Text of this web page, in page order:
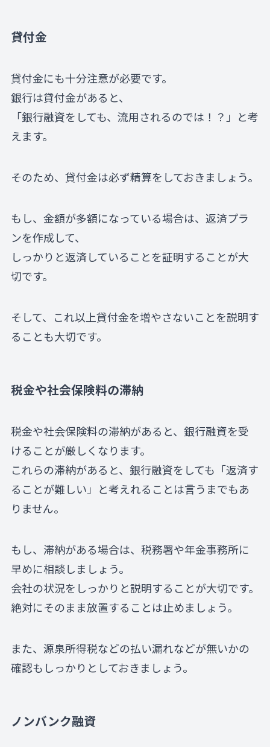
貸付金
貸付金にも十分注意が必要です。
銀行は貸付金があると、
「銀行融資をしても、流用されるのでは！？」と考
えます。
そのため、貸付金は必ず精算をしておきましょう。
もし、金額が多額になっている場合は、返済プラ
ンを作成して、
しっかりと返済していることを証明することが大
切です。
そして、これ以上貸付金を増やさないことを説明す
ることも大切です。
税金や社会保険料の滞納
税金や社会保険料の滞納があると、銀行融資を受
けることが厳しくなります。
これらの滞納があると、銀行融資をしても「返済す
ることが難しい」と考えれることは言うまでもあ
りません。
もし、滞納がある場合は、税務署や年金事務所に
早めに相談しましょう。
会社の状況をしっかりと説明することが大切です。
絶対にそのまま放置することは止めましょう。
また、源泉所得税などの払い漏れなどが無いかの
確認もしっかりとしておきましょう。
ノンバンク融資